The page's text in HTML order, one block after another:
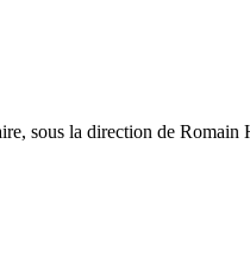
sous la direction de Romain